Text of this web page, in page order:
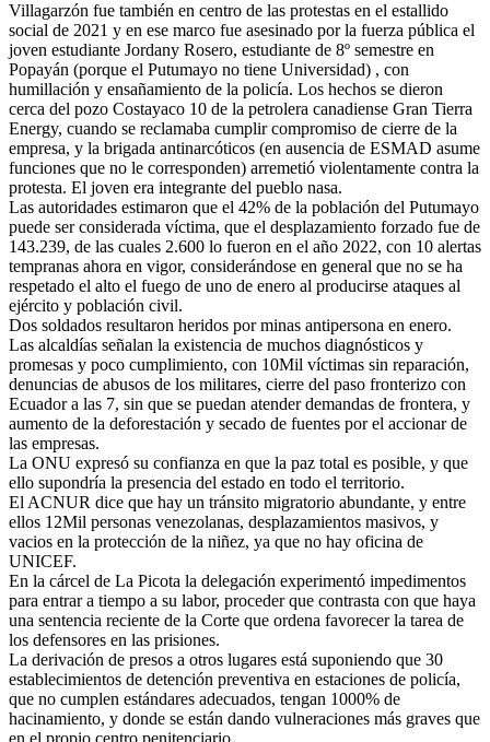
Villagarzón fue también en centro de las protestas en el estallido
social de 2021 y en ese marco fue asesinado por la fuerza pública el
joven estudiante Jordany Rosero, estudiante de 8º semestre en
Popayán (porque el Putumayo no tiene Universidad) , con
humillación y ensañamiento de la policía. Los hechos se dieron
cerca del pozo Costayaco 10 de la petrolera canadiense Gran Tierra
Energy, cuando se reclamaba cumplir compromiso de cierre de la
empresa, y la brigada antinarcóticos (en ausencia de ESMAD asume
funciones que no le corresponden) arremetió violentamente contra la
protesta. El joven era integrante del pueblo nasa.
Las autoridades estimaron que el 42% de la población del Putumayo
puede ser considerada víctima, que el desplazamiento forzado fue de
143.239, de las cuales 2.600 lo fueron en el año 2022, con 10 alertas
tempranas ahora en vigor, considerándose en general que no se ha
respetado el alto el fuego de uno de enero al producirse ataques al
ejército y población civil.
Dos soldados resultaron heridos por minas antipersona en enero.
Las alcaldías señalan la existencia de muchos diagnósticos y
promesas y poco cumplimiento, con 10Mil víctimas sin reparación,
denuncias de abusos de los militares, cierre del paso fronterizo con
Ecuador a las 7, sin que se puedan atender demandas de frontera, y
aumento de la deforestación y secado de fuentes por el accionar de
las empresas.
La ONU expresó su confianza en que la paz total es posible, y que
ello supondría la presencia del estado en todo el territorio.
El ACNUR dice que hay un tránsito migratorio abundante, y entre
ellos 12Mil personas venezolanas, desplazamientos masivos, y
vacios en la protección de la niñez, ya que no hay oficina de
UNICEF.
En la cárcel de La Picota la delegación experimentó impedimentos
para entrar a tiempo a su labor, proceder que contrasta con que haya
una sentencia reciente de la Corte que ordena favorecer la tarea de
los defensores en las prisiones.
La derivación de presos a otros lugares está suponiendo que 30
establecimientos de detención preventiva en estaciones de policía,
que no cumplen estándares adecuados, tengan 1000% de
hacinamiento, y donde se están dando vulneraciones más graves que
en el propio centro penitenciario.